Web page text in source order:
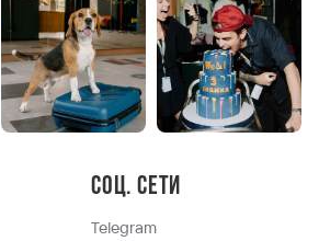
Соц. сети
Telegram